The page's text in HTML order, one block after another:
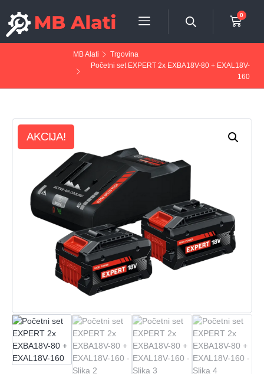
0
MB Alati
Trgovina
Početni set EXPERT 2x EXBA18V-80 + EXAL18V-
160
AKCIJA!